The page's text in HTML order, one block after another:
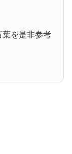
葉を是非参考